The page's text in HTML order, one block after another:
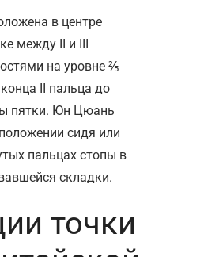
в центре
между II и III
на уровне ⅖
II пальца до
пятки. Юн Цюань
сидя или
пальцах стопы в
складки.
точки